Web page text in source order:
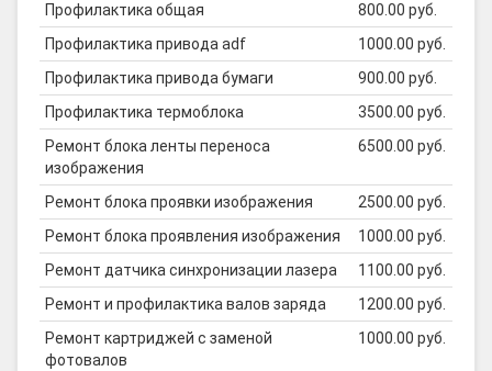
Профилактика общая
800.00 руб.
Профилактика привода adf
1000.00 руб.
Профилактика привода бумаги
900.00 руб.
Профилактика термоблока
3500.00 руб.
Ремонт блока ленты переноса
изображения
6500.00 руб.
Ремонт блока проявки изображения
2500.00 руб.
Ремонт блока проявления изображения
1000.00 руб.
Ремонт датчика синхронизации лазера
1100.00 руб.
Ремонт и профилактика валов заряда
1200.00 руб.
Ремонт картриджей с заменой
фотовалов
1000.00 руб.